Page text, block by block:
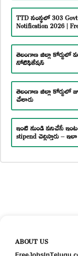
TTD సంస్థలో 303
Notification 2026 |
తెలంగాణ జిల్లా కోర్టులో
నోటిఫికేషన్
తెలంగాణ జిల్లా కోర్టులో
చేశారు
ఇంటి నుండి పనిచేసే
stipend చెల్లిస్తారు –
ABOUT US